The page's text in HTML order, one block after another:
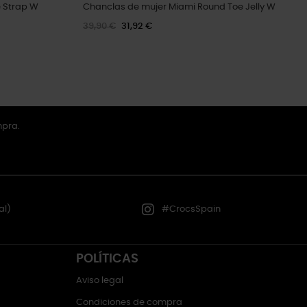
Strap W Chanclas de mujer Miami Round Toe Jelly W
39,90 € 31,92 €
#CrocsSpain
POLÍTICAS
Aviso legal
Condiciones de compra